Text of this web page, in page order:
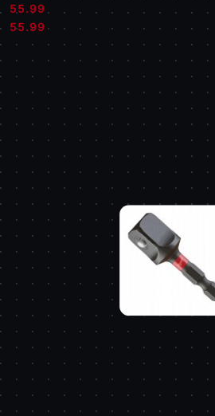
Cena:
55.99
Cena:
55.99